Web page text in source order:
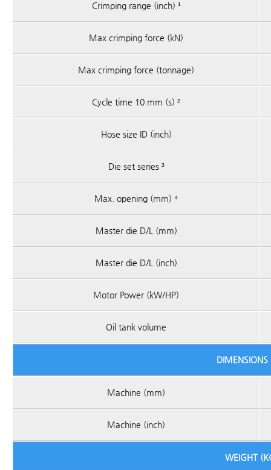
Crimping range (inch) ¹
Max crimping force (kN)
Max crimping force (tonnage)
Cycle time 10 mm (s) ²
Hose size ID (inch)
Die set series ³
Max. opening (mm) ⁴
Master die D/L (mm)
Master die D/L (inch)
Motor Power (kW/HP)
Oil tank volume
Machine (mm)
Machine (inch)
WEIGHT